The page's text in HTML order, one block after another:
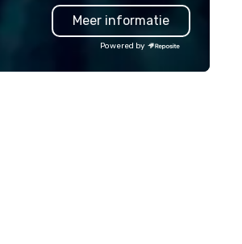
delivering high-quality ground
transportation that meets
standards of today’s
travel and meetings
prioritizing safety,
Meer informatie
Powered by